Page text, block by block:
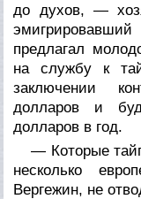
до духов, —
предлагал
на службу к
заключении
долларов и
долларов в год.
— Которые
несколько
Вергежин, не